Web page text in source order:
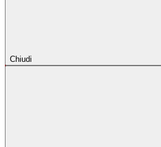
Chiudi